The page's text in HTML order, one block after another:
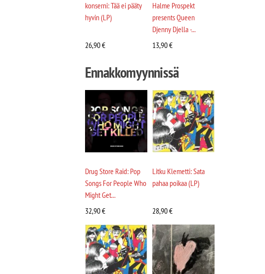
konserni: Tää ei pääty
hyvin (LP)
26,90€
Halme Prospekt
presents Queen
Djenny Djella -...
13,90€
Ennakkomyynnissä
Drug Store Raid: Pop
Songs For People Who
Might Get...
32,90€
Litku Klemetti: Sata
pahaa poikaa (LP)
28,90€